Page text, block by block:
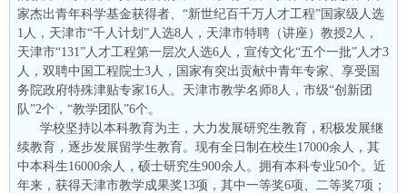
家杰出青年科学基金获得者、“新世纪百千万人才工程”国家级人选
1人，天津市“千人计划”人选8人，天津市特聘（讲座）教授2人，
天津市“131”人才工程第一层次人选6人，宣传文化“五个一批”人才3
人，双聘中国工程院士3人，国家有突出贡献中青年专家、享受国
务院政府特殊津贴专家16人。天津市教学名师8人，市级“创新团
队”2个，“教学团队”6个。
学校坚持以本科教育为主，大力发展研究生教育，积极发展继
续教育，逐步发展留学生教育。现有全日制在校生17000余人，其
中本科生16000余人，硕士研究生900余人。拥有本科专业50个。近
年来，获得天津市教学成果奖13项，其中一等奖6项、二等奖7项；